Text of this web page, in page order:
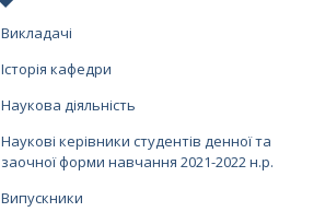
Викладачі
Історія кафедри
Наукова діяльність
Наукові керівники студентів денної та
заочної форми навчання 2021-2022 н.р.
Випускники